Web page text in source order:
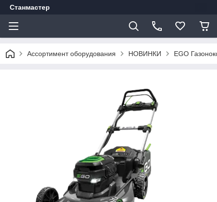
Станмастер
Ассортимент оборудования НОВИНКИ EGO